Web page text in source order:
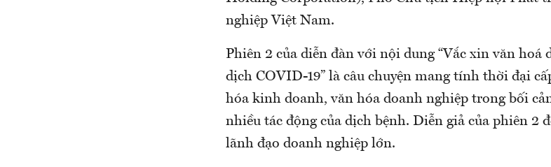
nghiệp Việt Nam.
Phiên 2 của diễn đàn với nội dung “Vắc xin văn hoá
dịch COVID-19” là câu chuyện mang tính thời đại
hóa kinh doanh, văn hóa doanh nghiệp trong bối
nhiều tác động của dịch bệnh. Diễn giả của phiên 2
lãnh đạo doanh nghiệp lớn.